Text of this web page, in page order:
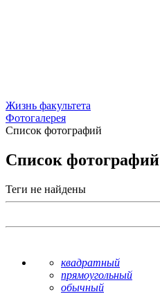
Жизнь факультета
Фотогалерея
Список фотографий
Список фотографий
Теги не найдены
квадратный
прямоугольный
обычный